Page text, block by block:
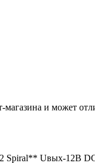
магазина и может
Spiral** Uвых-12В